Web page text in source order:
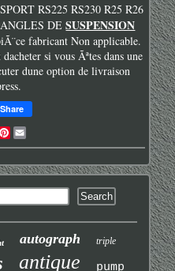
RS225 RS230 R25 R26
DESUSPENSION
fabricant Non applicable.
si vous Ãªtes dans une
dune option de livraison
Share
Pinterest
Email
autograph triple
antique pump